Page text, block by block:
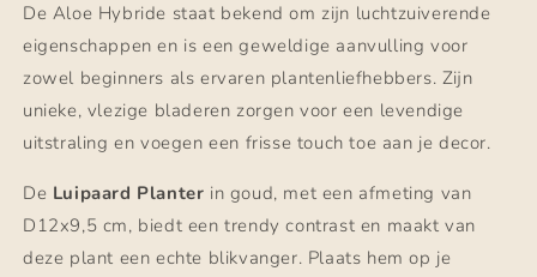
De Aloe Hybride staat bekend om zijn luchtzuiverende
eigenschappen en is een geweldige aanvulling voor
zowel beginners als ervaren plantenliefhebbers. Zijn
unieke, vlezige bladeren zorgen voor een levendige
uitstraling en voegen een frisse touch toe aan je decor.
De Luipaard Planter in goud, met een afmeting van
D12x9,5 cm, biedt een trendy contrast en maakt van
deze plant een echte blikvanger. Plaats hem op je